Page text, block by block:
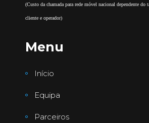
(Custo da chamada para rede móvel nacional dependente do
cliente e operador)
Menu
Início
Equipa
Parceiros